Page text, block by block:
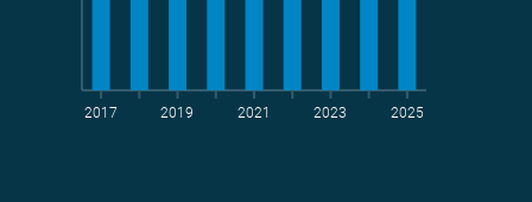
-Vermeidung
2017 2019 2021 2023 2025